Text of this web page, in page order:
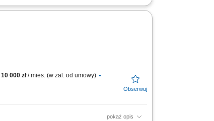
o pracę, praca od poniedziałku do
000 zł/ mies. (w zal. od umowy)
pokaż opis